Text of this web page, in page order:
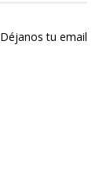
Déjanos tu email